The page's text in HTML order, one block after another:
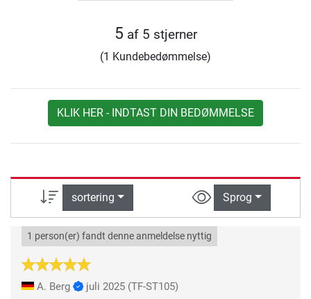
5 af 5 stjerner
(1 Kundebedømmelse)
KLIK HER - INDTAST DIN BEDØMMELSE
sortering Sprog
1 person(er) fandt denne anmeldelse nyttig
A. Berg juli 2025 (TF-ST105)